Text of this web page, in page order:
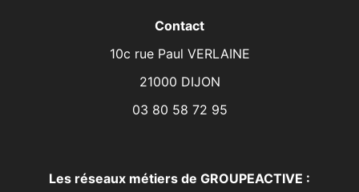
Contact
10c rue Paul VERLAINE
21000 DIJON
03 80 58 72 95
Les réseaux métiers de GROUPEACTIVE :